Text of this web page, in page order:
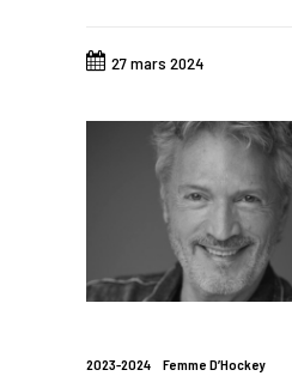
27 mars 2024
2023-2024 Femme D’Hockey